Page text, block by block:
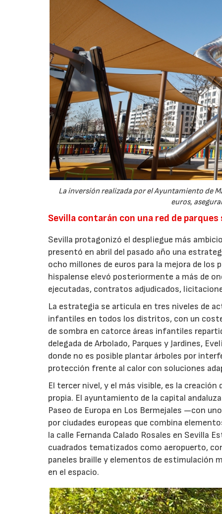
La inversión realizada por el Ayuntamiento de
euros,
Sevilla contarán con una red de
Sevilla protagonizó el despliegue más
presentó en abril del pasado año una
ocho millones de euros para la mejora de
hispalense elevó posteriormente a más de
ejecutadas, contratos adjudicados,
La estrategia se articula en tres niveles de
infantiles en todos los distritos, con un
de sombra en catorce áreas infantiles
delegada de Arbolado, Parques y Jardines,
donde no es posible plantar árboles por
protección frente al calor con soluciones
El tercer nivel, y el más visible, es la
propia. El ayuntamiento de la capital
Paseo de Europa en Los Bermejales —con
por ciudades europeas que combina
la calle Fernanda Calado Rosales en Sevilla
cuadrados tematizados como aeropuerto,
paneles braille y elementos de estimulación
en el espacio.